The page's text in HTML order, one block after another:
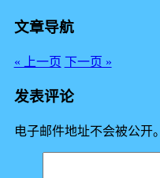
文章导航
« 上一页 下一页 »
发表评论
电子邮件地址不会被公开。